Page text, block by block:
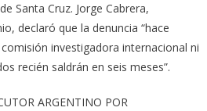
Santa Cruz. Jorge Cabrera,
declaró que la denuncia “hace
investigadora internacional ni
recién saldrán en seis meses”.
ARGENTINO POR